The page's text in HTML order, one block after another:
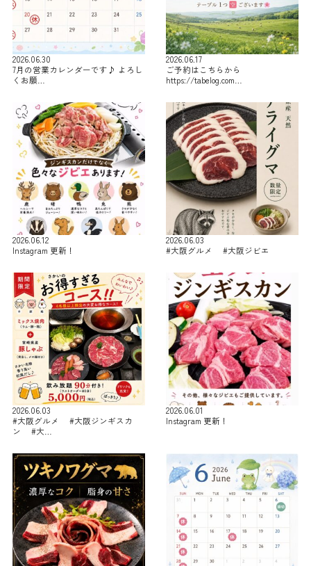
2026.06.30
7月の営業カレンダーです♪ よろし
くお願…
2026.06.17
ご予約はこちらから
https://tabelog.com…
2026.06.12
Instagram 更新！
2026.06.03
#大阪グルメ #大阪ジビエ
2026.06.03
#大阪グルメ #大阪ジンギスカ
ン #大…
2026.06.01
Instagram 更新！